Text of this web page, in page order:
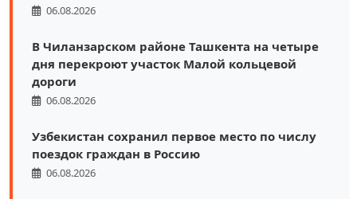
06.08.2026
В Чиланзарском районе Ташкента на четыре
дня перекроют участок Малой кольцевой
дороги
06.08.2026
Узбекистан сохранил первое место по числу
поездок граждан в Россию
06.08.2026